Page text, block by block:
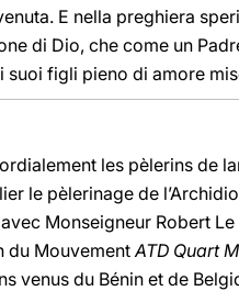
E nella preghiera
di Dio, che come un
suoi figli pieno di amore
les pèlerins de
le pèlerinage de
Monseigneur Robert Le
du MouvementATD Quart
venus du Bénin et de